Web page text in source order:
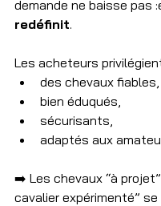
demande ne baisse pas
redéfinit.
Les acheteurs
des chevaux fiables,
bien éduqués,
sécurisants,
adaptés aux
➡️ Les chevaux “à
cavalier expérimenté” se